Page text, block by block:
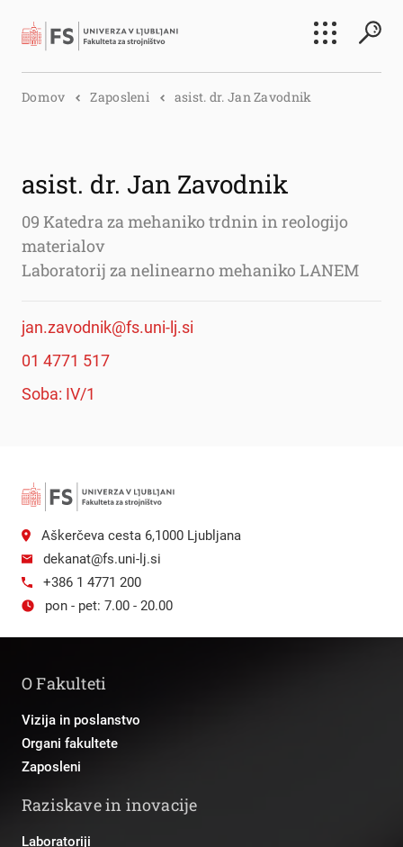
Išči
Domov Zaposleni asist. dr. Jan Zavodnik
asist. dr. Jan Zavodnik
09 Katedra za mehaniko trdnin in reologijo
materialov
Laboratorij za nelinearno mehaniko LANEM
jan.zavodnik@fs.uni-lj.si
01 4771 517
Soba: IV/1
Aškerčeva cesta 6,1000 Ljubljana
dekanat@fs.uni-lj.si
+386 1 4771 200
pon - pet: 7.00 - 20.00
O Fakulteti
Vizija in poslanstvo
Organi fakultete
Zaposleni
Raziskave in inovacije
Laboratoriji